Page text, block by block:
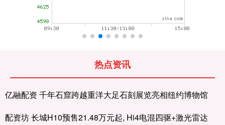
热点资讯
亿融配资 千年石窟跨越重洋大足石刻展览亮相纽约博物馆
配资坊 长城H10预售21.48万元起, Hi4电混四驱+激光雷达